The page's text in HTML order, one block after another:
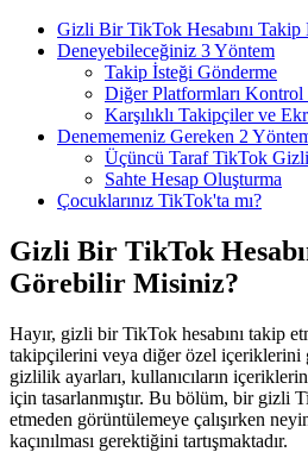
Gizli Bir TikTok Hesabını
Deneyebileceğiniz 3 Yöntem
Takip İsteği Gönderme
Diğer Platformları Kontrol
Karşılıklı Takipçiler ve
Denememeniz Gereken 2
Üçüncü Taraf TikTok
Sahte Hesap Oluşturma
Çocuklarınız TikTok'ta mı?
Gizli Bir TikTok
Görebilir Misiniz?
Hayır, gizli bir TikTok hesabını takip
takipçilerini veya diğer özel içeriklerini
gizlilik ayarları, kullanıcıların
için tasarlanmıştır. Bu bölüm, bir gizli
etmeden görüntülemeye çalışırken
kaçınılması gerektiğini tartışmaktadır.